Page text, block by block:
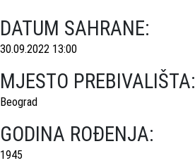
DATUM SAHRANE:
30.09.2022 13:00
MJESTO PREBIVALIŠTA:
Beograd
GODINA ROĐENJA:
1945